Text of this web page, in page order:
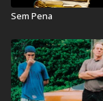
Sem Pena